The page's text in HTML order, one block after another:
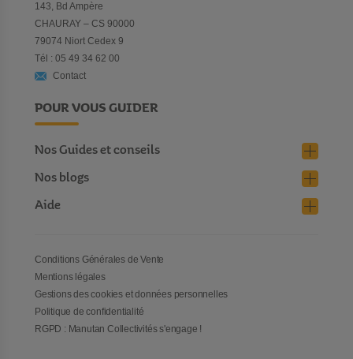
143, Bd Ampère
CHAURAY – CS 90000
79074 Niort Cedex 9
Tél : 05 49 34 62 00
Contact
POUR VOUS GUIDER
Nos Guides et conseils
Nos blogs
Aide
Conditions Générales de Vente
Mentions légales
Gestions des cookies et données personnelles
Politique de confidentialité
RGPD : Manutan Collectivités s'engage !